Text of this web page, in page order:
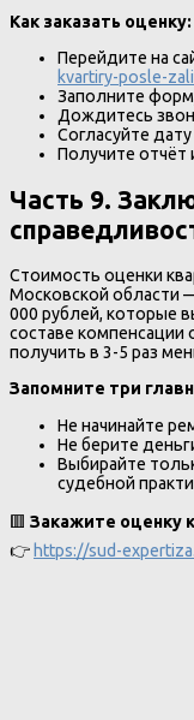
Как заказать оценку:
Перейдите на
kvartiry-posle-
Заполните
Дождитесь
Согласуйте
Получите
Часть 9.
Стоимость оценки
Московской области
000 рублей, которые
составе компенсации
получить в 3-5 раз
Запомните три
Не начинайте
Не берите
Выбирайте
судебной
🟥 Закажите оценку
👉 https://sud-